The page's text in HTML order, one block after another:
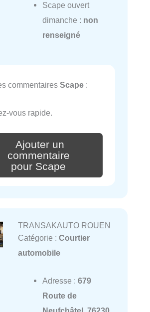
Scape ouvert
dimanche : non
renseigné
commentaires Scape :
vous rapide.
Ajouter un
commentaire
pour Scape
TRANSAKAUTO ROUEN
Catégorie : Courtier
automobile
Adresse : 679
Route de